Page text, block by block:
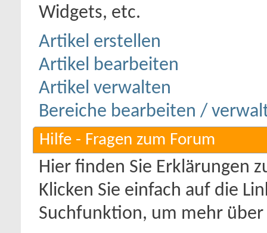
Widgets, etc.
Artikel erstellen
Artikel bearbeiten
Artikel verwalten
Bereiche bearbeiten /
Hilfe - Fragen zum Forum
Hier finden Sie Erklärungen
Klicken Sie einfach auf die
Suchfunktion, um mehr